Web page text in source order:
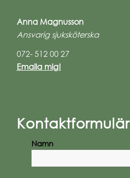
Anna Magnusson
Ansvarig sjuksköterska
072- 512 00 27
Emaila mig!
Kontaktformulär
Namn